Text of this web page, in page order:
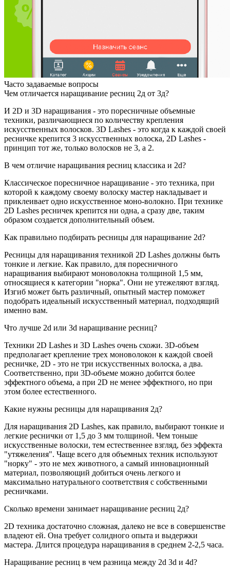
Часто задаваемые вопросы
Чем отличается наращивание ресниц 2д от 3д?
И 2D и 3D наращивания - это поресничные объемные
техники, различающиеся по количеству крепления
искусственных волосков. 3D Lashes - это когда к каждой своей
ресничке крепится 3 искусственных волоска, 2D Lashes -
принцип тот же, только волосков не 3, а 2.
В чем отличие наращивания ресниц классика и 2d?
Классическое поресничное наращивание - это техника, при
которой к каждому своему волоску мастер накладывает и
приклеивает одно искусственное моно-волокно. При технике
2D Lashes ресничек крепится ни одна, а сразу две, таким
образом создается дополнительный объем.
Как правильно подбирать ресницы для наращивание 2d?
Ресницы для наращивания техникой 2D Lashes должны быть
тонкие и легкие. Как правило, для поресничного
наращивания выбирают моноволокна толщиной 1,5 мм,
относящиеся к категории "норка". Они не утежеляют взгляд.
Изгиб может быть различный, опытный мастер поможет
подобрать идеальный искусственный материал, подходящий
именно вам.
Что лучше 2d или 3d наращивание ресниц?
Техники 2D Lashes и 3D Lashes очень схожи. 3D-объем
предполагает крепление трех моноволокон к каждой своей
ресничке, 2D - это не три искусственных волоска, а два.
Соответственно, при 3D-объеме можно добится более
эффектного объема, а при 2D не менее эффектного, но при
этом более естественного.
Какие нужны ресницы для наращивания 2д?
Для наращивания 2D Lashes, как правило, выбирают тонкие и
легкие реснички от 1,5 до 3 мм толщиной. Чем тоньше
искусственные волоски, тем естественнее взгляд, без эффекта
"утяжеления". Чаще всего для объемных техник используют
"норку" - это не мех животного, а самый инновационный
материал, позволяющий добиться очень легкого и
максимально натурального соответствия с собственными
ресничками.
Сколько времени занимает наращивание ресниц 2д?
2D техника достаточно сложная, далеко не все в совершенстве
владеют ей. Она требует солидного опыта и выдержки
мастера. Длится процедура наращивания в среднем 2-2,5 часа.
Наращивание ресниц в чем разница между 2d 3d и 4d?